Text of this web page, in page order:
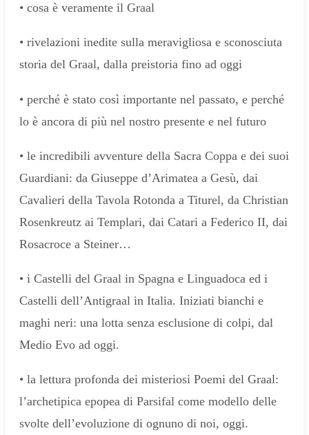
• cosa è veramente il Graal
• rivelazioni inedite sulla meravigliosa e sconosciuta
storia del Graal, dalla preistoria fino ad oggi
• perché è stato così importante nel passato, e perché
lo è ancora di più nel nostro presente e nel futuro
• le incredibili avventure della Sacra Coppa e dei suoi
Guardiani: da Giuseppe d’Arimatea a Gesù, dai
Cavalieri della Tavola Rotonda a Titurel, da Christian
Rosenkreutz ai Templari, dai Catari a Federico II, dai
Rosacroce a Steiner…
• i Castelli del Graal in Spagna e Linguadoca ed i
Castelli dell’Antigraal in Italia. Iniziati bianchi e
maghi neri: una lotta senza esclusione di colpi, dal
Medio Evo ad oggi.
• la lettura profonda dei misteriosi Poemi del Graal:
l’archetipica epopea di Parsifal come modello delle
svolte dell’evoluzione di ognuno di noi, oggi.